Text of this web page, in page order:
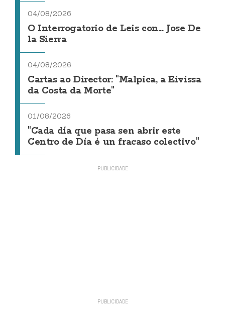
04/08/2026
O Interrogatorio de Leis con... Jose De
la Sierra
04/08/2026
Cartas ao Director: "Malpica, a Eivissa
da Costa da Morte"
01/08/2026
"Cada día que pasa sen abrir este
Centro de Día é un fracaso colectivo"